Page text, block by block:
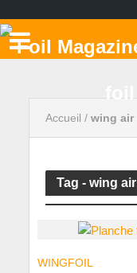
Accueil / wing air
Tag - wing air
WINGFOIL